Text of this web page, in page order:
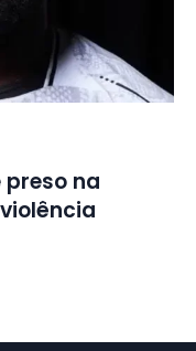
preso na